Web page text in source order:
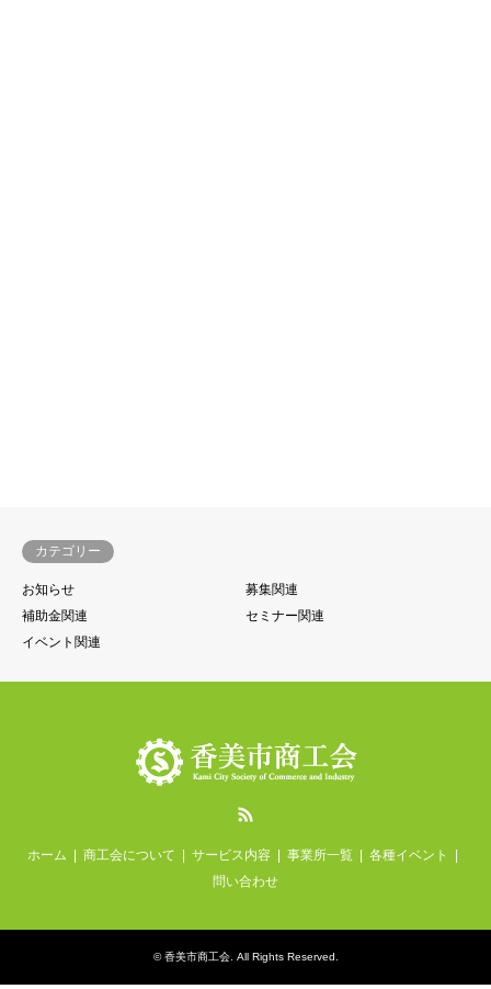
カテゴリー
お知らせ
募集関連
補助金関連
セミナー関連
イベント関連
ホーム 商工会について サービス内容 事業所一覧
各種イベント
問い合わせ
©香美市商工会. All Rights Reserved.